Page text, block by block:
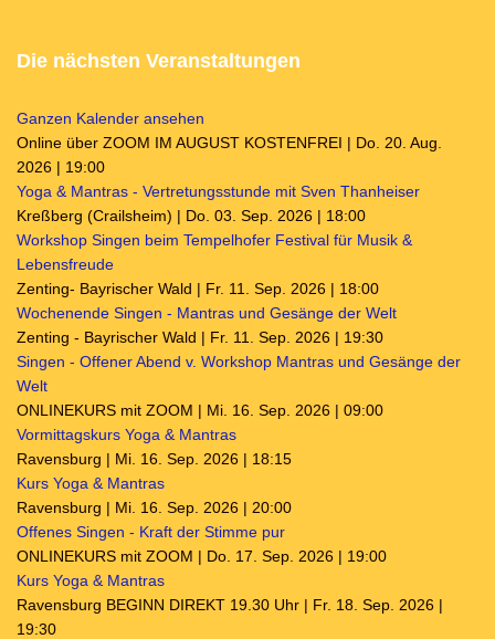
Die nächsten Veranstaltungen
Ganzen Kalender ansehen
Online über ZOOM IM AUGUST KOSTENFREI | Do. 20. Aug.
2026 | 19:00
Yoga & Mantras - Vertretungsstunde mit Sven Thanheiser
Kreßberg (Crailsheim) | Do. 03. Sep. 2026 | 18:00
Workshop Singen beim Tempelhofer Festival für Musik &
Lebensfreude
Zenting- Bayrischer Wald | Fr. 11. Sep. 2026 | 18:00
Wochenende Singen - Mantras und Gesänge der Welt
Zenting - Bayrischer Wald | Fr. 11. Sep. 2026 | 19:30
Singen - Offener Abend v. Workshop Mantras und Gesänge der
Welt
ONLINEKURS mit ZOOM | Mi. 16. Sep. 2026 | 09:00
Vormittagskurs Yoga & Mantras
Ravensburg | Mi. 16. Sep. 2026 | 18:15
Kurs Yoga & Mantras
Ravensburg | Mi. 16. Sep. 2026 | 20:00
Offenes Singen - Kraft der Stimme pur
ONLINEKURS mit ZOOM | Do. 17. Sep. 2026 | 19:00
Kurs Yoga & Mantras
Ravensburg BEGINN DIREKT 19.30 Uhr | Fr. 18. Sep. 2026 |
19:30